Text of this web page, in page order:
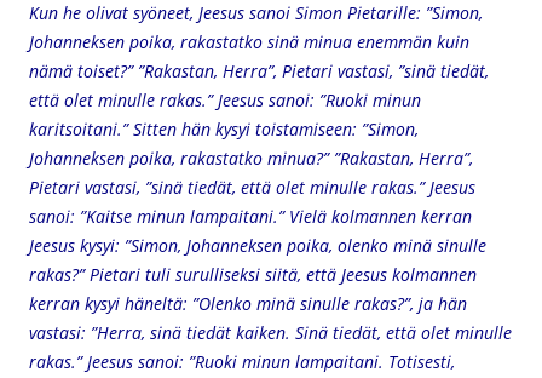
Kun he olivat syöneet, Jeesus sanoi Simon Pietarille: ”Simon,
Johanneksen poika, rakastatko sinä minua enemmän kuin
nämä toiset?” ”Rakastan, Herra”, Pietari vastasi, ”sinä tiedät,
että olet minulle rakas.” Jeesus sanoi: ”Ruoki minun
karitsoitani.” Sitten hän kysyi toistamiseen: ”Simon,
Johanneksen poika, rakastatko minua?” ”Rakastan, Herra”,
Pietari vastasi, ”sinä tiedät, että olet minulle rakas.” Jeesus
sanoi: ”Kaitse minun lampaitani.” Vielä kolmannen kerran
Jeesus kysyi: ”Simon, Johanneksen poika, olenko minä sinulle
rakas?” Pietari tuli surulliseksi siitä, että Jeesus kolmannen
kerran kysyi häneltä: ”Olenko minä sinulle rakas?”, ja hän
vastasi: ”Herra, sinä tiedät kaiken. Sinä tiedät, että olet minulle
rakas.” Jeesus sanoi: ”Ruoki minun lampaitani. Totisesti,